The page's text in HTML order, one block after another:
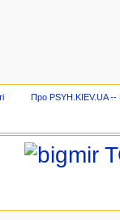
Про PSYH.KIEV.UA --